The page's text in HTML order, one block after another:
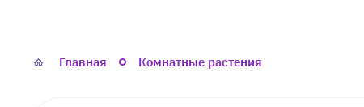
Главная Комнатные растения